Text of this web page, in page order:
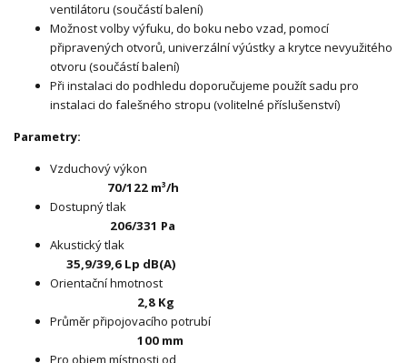
ventilátoru (součástí balení)
Možnost volby výfuku, do boku nebo vzad, pomocí
připravených otvorů, univerzální výústky a krytce nevyužitého
otvoru (součástí balení)
Při instalaci do podhledu doporučujeme použít sadu pro
instalaci do falešného stropu (volitelné příslušenství)
Parametry:
Vzduchový výkon
70/122 m³/h
Dostupný tlak
206/331 Pa
Akustický tlak
35,9/39,6 Lp dB(A)
Orientační hmotnost
2,8 Kg
Průměr připojovacího potrubí
100 mm
Pro objem místnosti od